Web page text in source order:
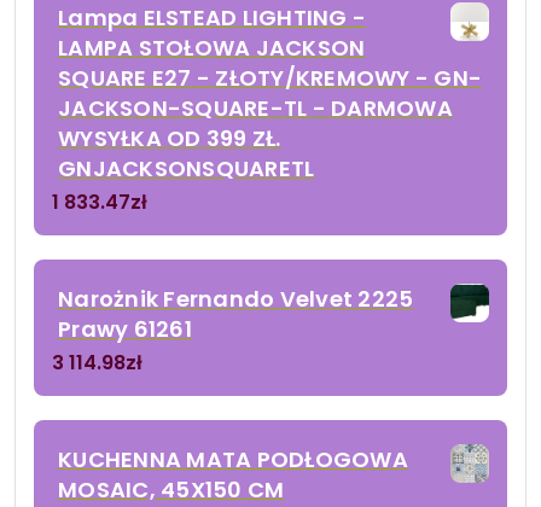
Lampa ELSTEAD LIGHTING -
LAMPA STOŁOWA JACKSON
SQUARE E27 - ZŁOTY/KREMOWY - GN-
JACKSON-SQUARE-TL - DARMOWA
WYSYŁKA OD 399 ZŁ.
GNJACKSONSQUARETL
1 833.47zł
Narożnik Fernando Velvet 2225
Prawy 61261
3 114.98zł
KUCHENNA MATA PODŁOGOWA
MOSAIC, 45X150 CM